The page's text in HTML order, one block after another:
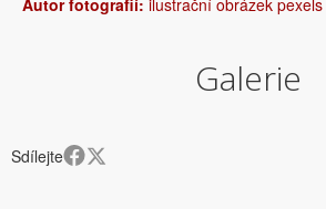
Galerie
Sdílejte